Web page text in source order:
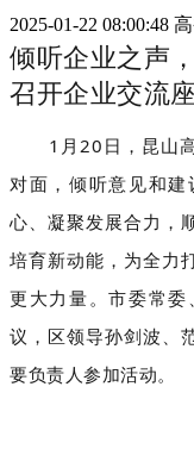
2025-01-22 08:00:48
倾听企业之声
召开企业交流
1月20日，昆山
对面，倾听意见和
心、凝聚发展合力，
培育新动能，为全力
更大力量。市委常
议，区领导孙剑波、
要负责人参加活动。